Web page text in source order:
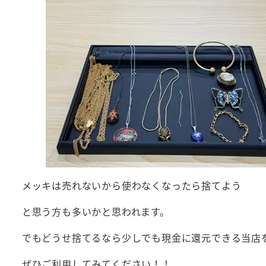
メッキは売れないから使わなくなったら捨てよう
と思う方も多いかと思われます。
でもどうせ捨てるなら少しでも現金に還元できる当店